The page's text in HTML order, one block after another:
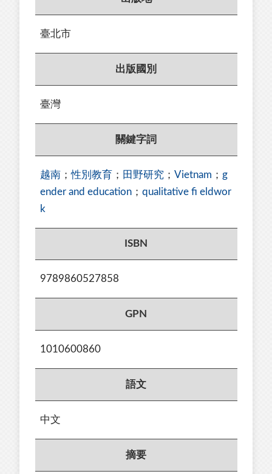
臺北市
出版國別
臺灣
關鍵字詞
越南 ；性別教育 ； 田野研究 ； Vietnam ； g
ender and education ； qualitative fi eldwor
k
ISBN
9789860527858
GPN
1010600860
語文
中文
摘要